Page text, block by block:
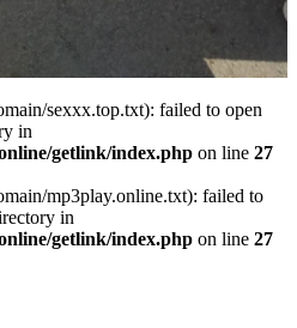
sexxx.top.txt): failed to open
in
getlink/index.php on line 27
mp3play.online.txt): failed to
in
getlink/index.php on line 27